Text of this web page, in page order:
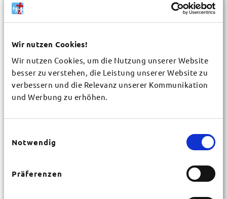
Wir nutzen Cookies!
Wir nutzen Cookies, um die Nutzung unserer Website
besser zu verstehen, die Leistung unserer Website zu
verbessern und die Relevanz unserer Kommunikation
und Werbung zu erhöhen.
Notwendig
Präferenzen
Gemeinde / Organisation*
Vorname
Nachname